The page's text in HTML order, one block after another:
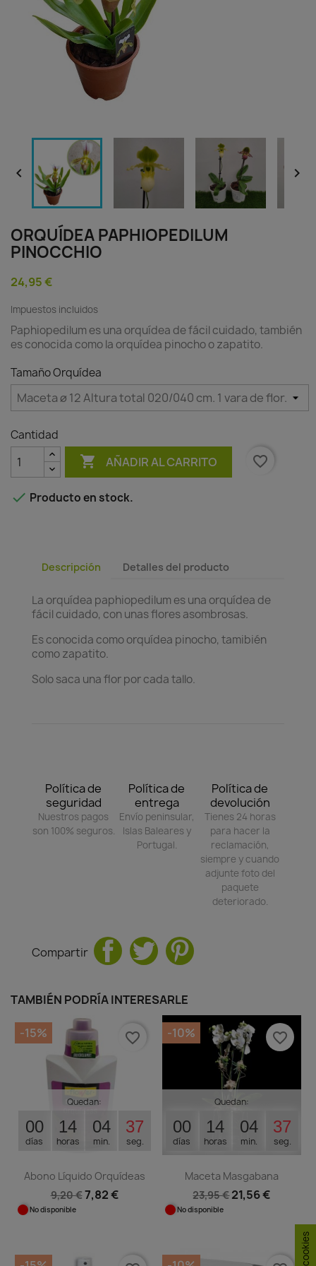
 
ORQUÍDEA PAPHIOPEDILUM
PINOCCHIO
24,95 €
Impuestos incluidos
Paphiopedilum es una orquídea de fácil cuidado, también
es conocida como la orquídea pinocho o zapatito.
Tamaño Orquídea
Cantidad
 AÑADIR AL CARRITO favorite_border
 Producto en stock.
Descripción Detalles del producto
La orquídea paphiopedilum es una orquídea de
fácil cuidado, con unas flores asombrosas.
Es conocida como orquídea pinocho, tamibién
como zapatito.
Solo saca una flor por cada tallo.
Política de
seguridad
Nuestros pagos
son 100% seguros.
Política de
entrega
Envío peninsular,
Islas Baleares y
Portugal.
Política de
devolución
Tienes 24 horas
para hacer la
reclamación,
siempre y cuando
adjunte foto del
paquete
deteriorado.
Compartir
TAMBIÉN PODRÍA INTERESARLE
Quedan:
00
días
14
horas
04
min.
37
seg.
Abono Líquido Orquídeas
9,20 €7,82 €
No disponible
-15% favorite_border
Quedan:
00
días
14
horas
04
min.
37
seg.
Maceta Masgabana
23,95 €21,56 €
No disponible
-10% favorite_border